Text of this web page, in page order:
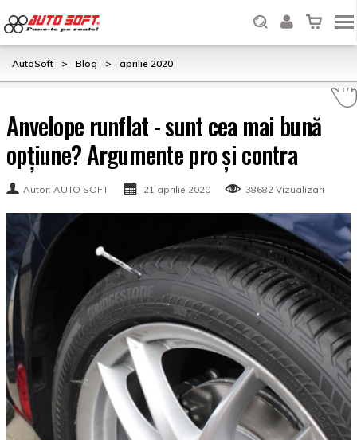
AutoSoft > Blog > aprilie 2020
Anvelope runflat - sunt cea mai bună
opțiune? Argumente pro și contra
Autor: AUTO SOFT 21 aprilie 2020 38682 Vizualizari